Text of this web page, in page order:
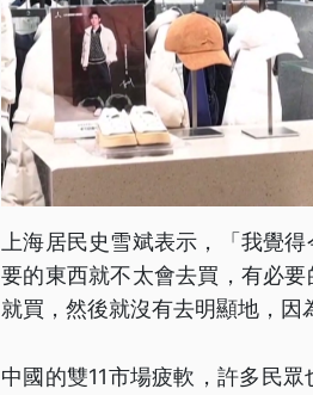
上海居民史雪斌表示，「我覺
要的東西就不太會去買，有必
就買，然後就沒有去明顯地，因
中國的雙11市場疲軟，許多民